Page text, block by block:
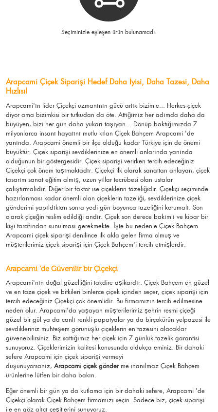
Seçiminizle eşleşen ürün bulunamadı.
Arapcami Çiçek Siparişi Hedef Daha İyisi, Daha Tazesi, Daha
Hızlısı!
Arapcami'ın lider Çiçekçi uzmanının gücü artık bizimle... Herkes çiçek
diyor ama bizimkisi bir tutkudan da öte. Attığımız her adımda daha da
büyüyen, bizi her gün daha yukarı taşıyan... Dönüp baktığımızda 7
milyonlarca insanı hayatını mutlu kılan Çiçek Bahçem Arapcami 'de
yanında. Arapcami önemli bir ilçe olduğu kadar Türkiye için de önemi
büyüktür. Çiçek siparişi sevdiklerinize en önemli anlarında yanında
olduğunun bir göstergesidir. Çiçek siparişi verirken tercih edeceğiniz
Çiçekçi çok önem taşımaktadır. Çiçekçi ilk olarak sanattan anlayan, çiçek
tasarım sanat eğitim almış, uzun yıllar tecrübesi olan ustalar
çalıştırmalıdır. Diğer bir faktör ise çiçeklerin tazeliğidir. Çiçekçi seçiminde
hazırlanması kadar önemli olan çiçeklerin tazeliği, sevdiklerinize çiçek
gönderimi yapıldıktan sonra yedi gün boyunca tazeliğini korumalı. Son
olarak çiçeğin teslim edildiği andır. Çiçek son derece bakımlı ve kibar bir
kişi tarafından sunulması gerekmekte. İşte bu nedenle Çiçek Bahçem
Arapcami çiçek siparişi denilince ilk akla gelen firma olmuş ve
müşterilerimiz çiçek siparişi için Çiçek Bahçem'i tercih etmişlerdir.
Arapcami 'de Güvenilir bir Çiçekçi
Arapcami'nın doğal güzelliğini takdire aşikardır. Çiçek Bahçem en güzel
ve en taze çiçek ve bitkileri binlerce çiçek içinden seçer, çiçek siparişi için
tercih edeceğiniz Çiçekçi çok önemlidir. Bu firmamızın tercih edilmesine
neden olur. Arapcami'da yaşayan müşterilerimiz şehrin resmi çiçeği
güzel bir gül ya da canlı renkli papatyalar ya da birçokürün yelpazesi ile
sevdikleriniz muhteşem görünüşlü çiçeklerin en tazesini alacaklar
güvenebilirsiniz. Biz sattığımız her çiçek için 7 günlük tazelik garantisi
sunuyoruz. Çiçeklerimizin kalitesi konusunda oldukça eminiz. Bir dahaki
sefere Arapcami için çiçek siparişi vermeyi
düşünüyorsanız, Arapcami çiçek gönderme inanılmaz Çiçek Bahçem
ürünlerine lütfen bir daha bakın.
Eğer önemli bir gün ya da kutlama için bir dahaki sefere, Arapcami 'de
Çiçekçi olarak Çiçek Bahçem firmamızı seçin. Sadece biz, çiçek siparişi
ile en göz alıcı çeşitlerini sunuyoruz.